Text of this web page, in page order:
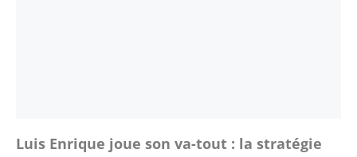
Luis Enrique joue son va-tout : la stratégie